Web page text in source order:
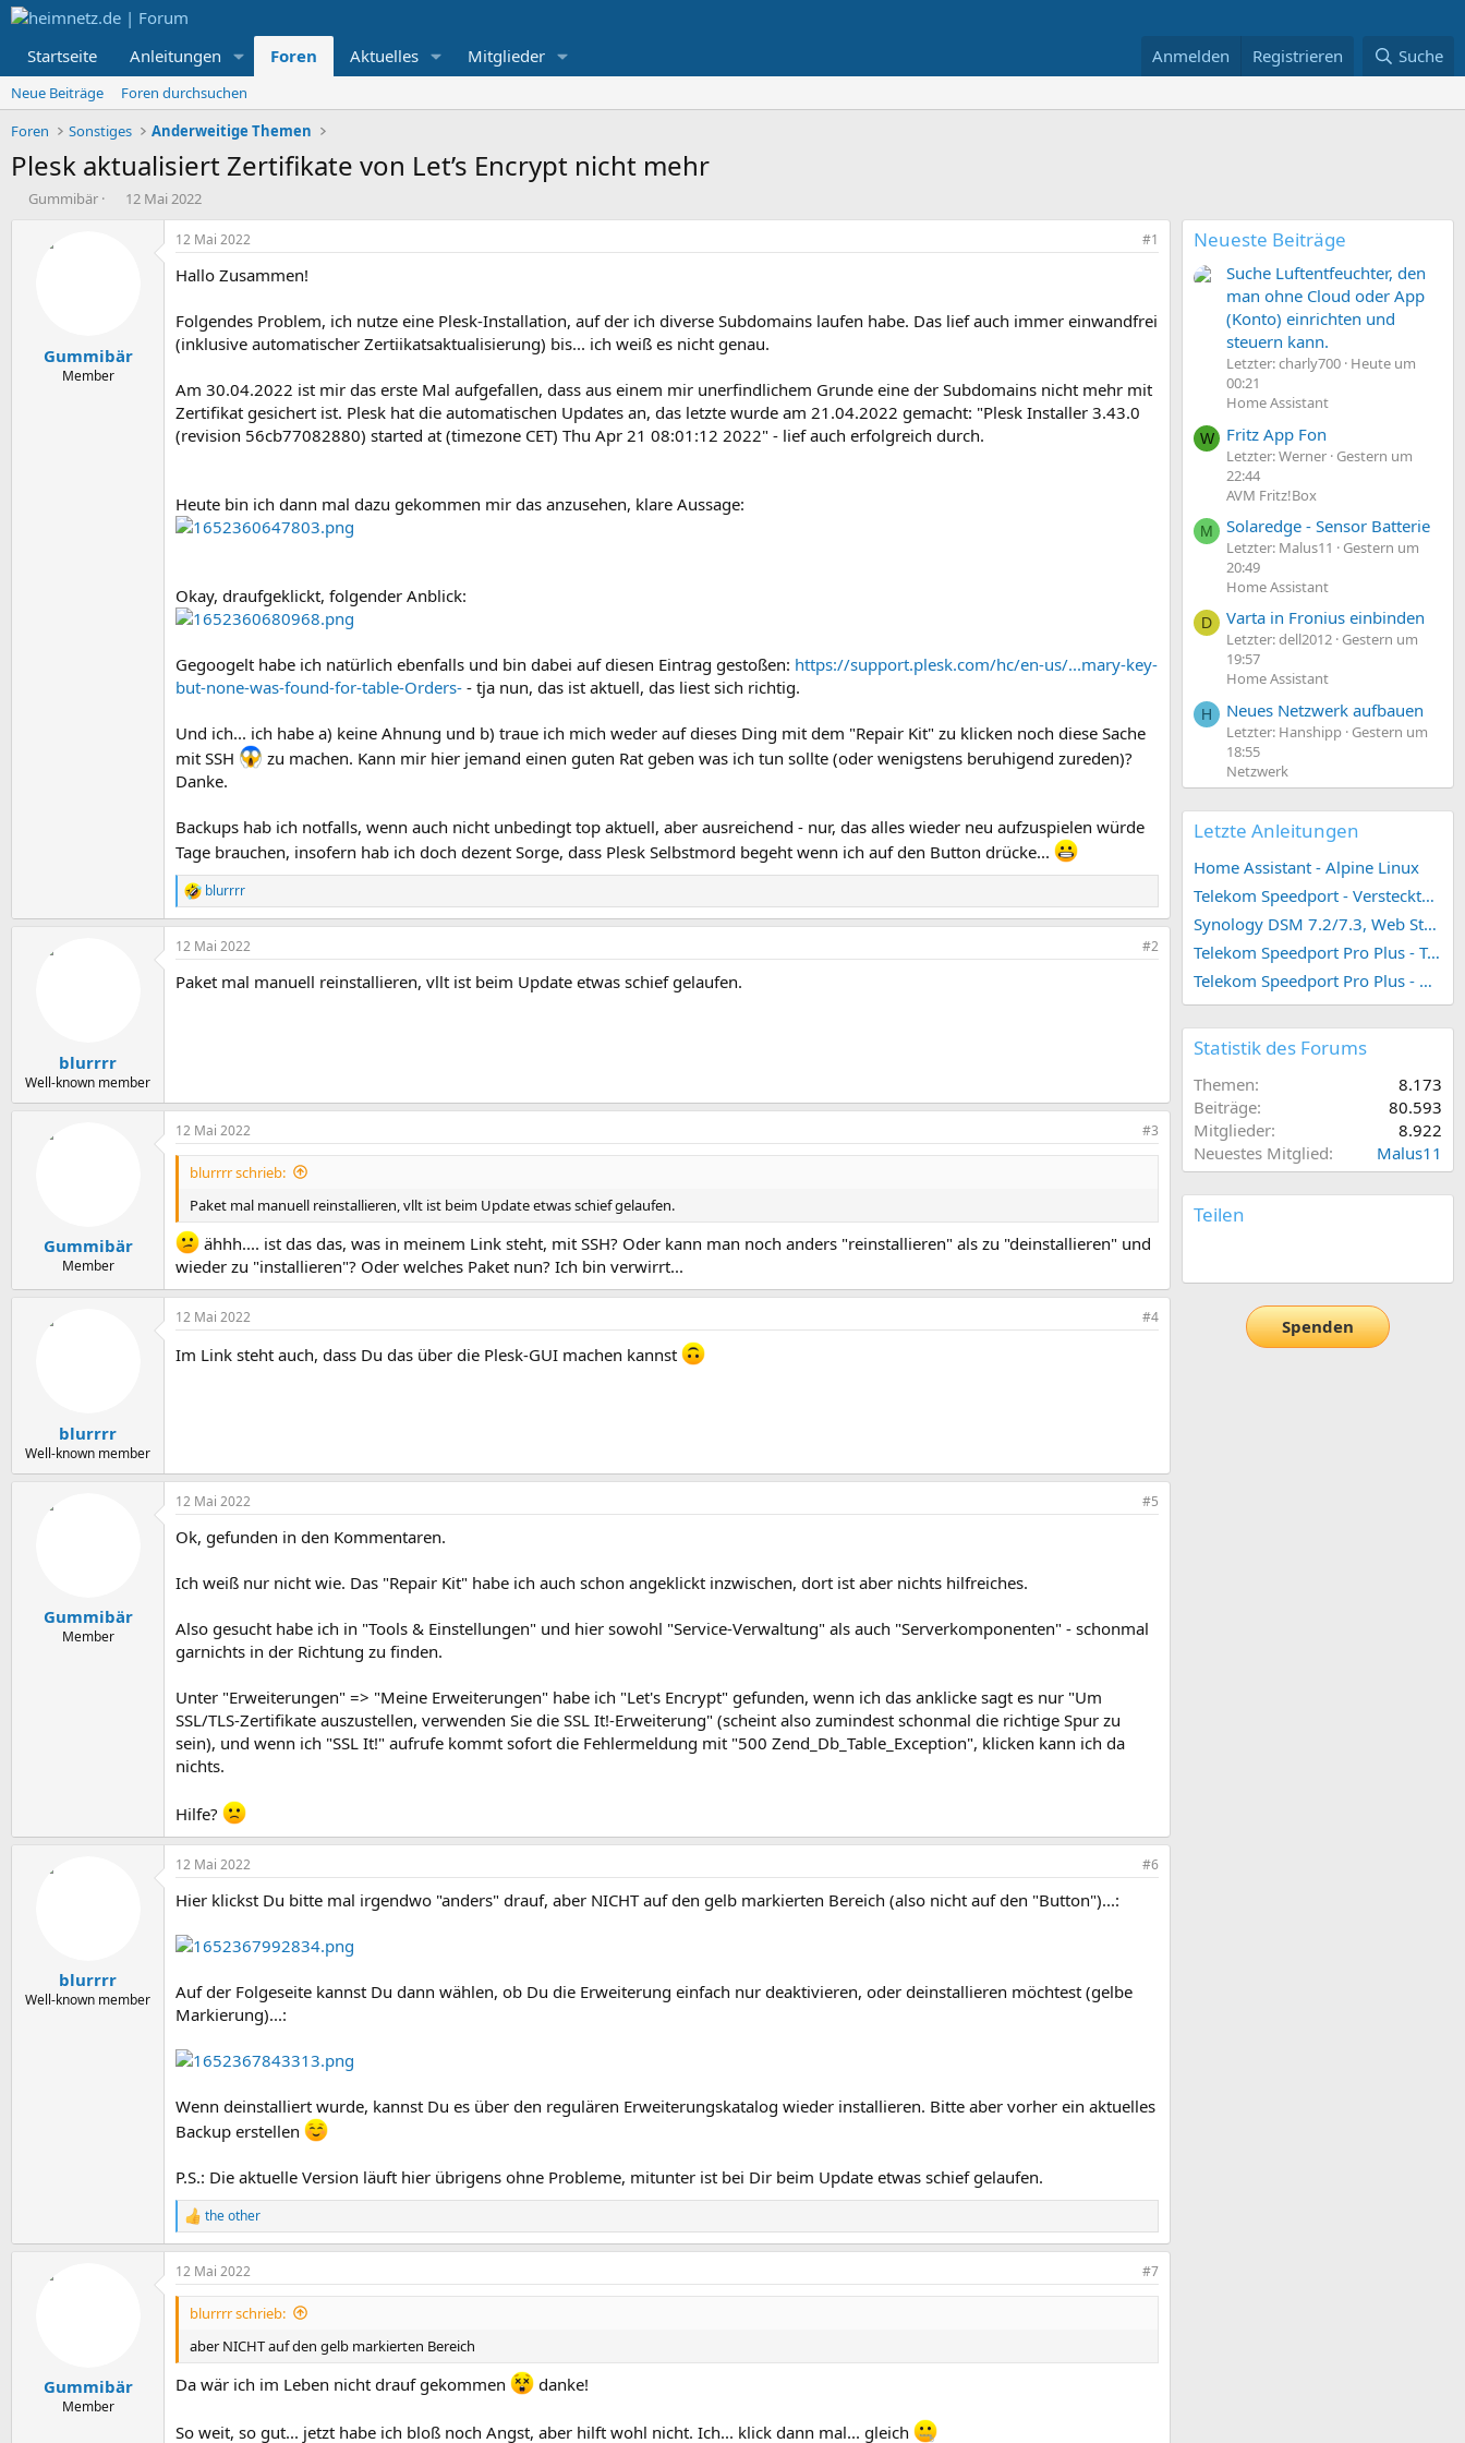
Startseite Anleitungen Foren Aktuelles Mitglieder Anmelden Registrieren Suche
Neue Beiträge
Foren durchsuchen
Foren
Sonstiges Anderweitige Themen
Plesk aktualisiert Zertifikate von Let’s Encrypt nicht mehr
E
Gummibär
E
a
12 Mai 2022
Gummibär
Member
12 Mai 2022 #1
Hallo Zusammen!
Folgendes Problem, ich nutze eine Plesk-Installation, auf der ich diverse Subdomains laufen habe. Das lief auch immer einwandfrei
(inklusive automatischer Zertiikatsaktualisierung) bis... ich weiß es nicht genau.
Am 30.04.2022 ist mir das erste Mal aufgefallen, dass aus einem mir unerfindlichem Grunde eine der Subdomains nicht mehr mit
Zertifikat gesichert ist. Plesk hat die automatischen Updates an, das letzte wurde am 21.04.2022 gemacht: "Plesk Installer 3.43.0
(revision 56cb77082880) started at (timezone CET) Thu Apr 21 08:01:12 2022" - lief auch erfolgreich durch.
Heute bin ich dann mal dazu gekommen mir das anzusehen, klare Aussage:
Okay, draufgeklickt, folgender Anblick:
Gegoogelt habe ich natürlich ebenfalls und bin dabei auf diesen Eintrag gestoßen: https://support.plesk.com/hc/en-us/...mary-key-
but-none-was-found-for-table-Orders- - tja nun, das ist aktuell, das liest sich richtig.
Und ich... ich habe a) keine Ahnung und b) traue ich mich weder auf dieses Ding mit dem "Repair Kit" zu klicken noch diese Sache
mit SSH
zu machen. Kann mir hier jemand einen guten Rat geben was ich tun sollte (oder wenigstens beruhigend zureden)?
Danke.
Backups hab ich notfalls, wenn auch nicht unbedingt top aktuell, aber ausreichend - nur, das alles wieder neu aufzuspielen würde
Tage brauchen, insofern hab ich doch dezent Sorge, dass Plesk Selbstmord begeht wenn ich auf den Button drücke...
R
e
a
k
i
blurrrr
blurrrr
Well-known member
12 Mai 2022 #2
Paket mal manuell reinstallieren, vllt ist beim Update etwas schief gelaufen.
Gummibär
Member
12 Mai 2022 #3
blurrrr schrieb:
Paket mal manuell reinstallieren, vllt ist beim Update etwas schief gelaufen.
ähhh.... ist das das, was in meinem Link steht, mit SSH? Oder kann man noch anders "reinstallieren" als zu "deinstallieren" und
wieder zu "installieren"? Oder welches Paket nun? Ich bin verwirrt...
blurrrr
Well-known member
12 Mai 2022 #4
Im Link steht auch, dass Du das über die Plesk-GUI machen kannst
Gummibär
Member
12 Mai 2022 #5
Ok, gefunden in den Kommentaren.
Ich weiß nur nicht wie. Das "Repair Kit" habe ich auch schon angeklickt inzwischen, dort ist aber nichts hilfreiches.
Also gesucht habe ich in "Tools & Einstellungen" und hier sowohl "Service-Verwaltung" als auch "Serverkomponenten" - schonmal
garnichts in der Richtung zu finden.
Unter "Erweiterungen" => "Meine Erweiterungen" habe ich "Let's Encrypt" gefunden, wenn ich das anklicke sagt es nur "Um
SSL/TLS-Zertifikate auszustellen, verwenden Sie die SSL It!-Erweiterung" (scheint also zumindest schonmal die richtige Spur zu
sein), und wenn ich "SSL It!" aufrufe kommt sofort die Fehlermeldung mit "500 Zend_Db_Table_Exception", klicken kann ich da
nichts.
Hilfe?
blurrrr
Well-known member
12 Mai 2022 #6
Hier klickst Du bitte mal irgendwo "anders" drauf, aber NICHT auf den gelb markierten Bereich (also nicht auf den "Button")...:
Auf der Folgeseite kannst Du dann wählen, ob Du die Erweiterung einfach nur deaktivieren, oder deinstallieren möchtest (gelbe
Markierung)...:
Wenn deinstalliert wurde, kannst Du es über den regulären Erweiterungskatalog wieder installieren. Bitte aber vorher ein aktuelles
Backup erstellen
P.S.: Die aktuelle Version läuft hier übrigens ohne Probleme, mitunter ist bei Dir beim Update etwas schief gelaufen.
R
e
a
k
t
n
e
n
:
the other
Gummibär
Member
12 Mai 2022 #7
blurrrr schrieb:
aber NICHT auf den gelb markierten Bereich
Da wär ich im Leben nicht drauf gekommen danke!
So weit, so gut... jetzt habe ich bloß noch Angst, aber hilft wohl nicht. Ich... klick dann mal... gleich
Neueste Beiträge
Suche Luftentfeuchter, den
man ohne Cloud oder App
(Konto) einrichten und
steuern kann.
Letzter: charly700 Heute um
00:21
Home Assistant
W Fritz App Fon
Letzter: Werner Gestern um
22:44
AVM Fritz!Box
M Solaredge - Sensor Batterie
Letzter: Malus11
Gestern um
20:49
Home Assistant
D Varta in Fronius einbinden
Letzter: dell2012 Gestern um
19:57
Home Assistant
H Neues Netzwerk aufbauen
Letzter: Hanshipp Gestern um
18:55
Netzwerk
Letzte Anleitungen
Home Assistant - Alpine Linux
Telekom Speedport - Versteckte Konfigurationen
Synology DSM 7.2/7.3, Web Station 4, Webdienst und Webportal erstellen (ehemals vHost)
Telekom Speedport Pro Plus - Telefonie einrichten
Telekom Speedport Pro Plus - Netzwerk einrichten
Statistik des Forums
Themen
8.173
Beiträge
80.593
Mitglieder
8.922
Neuestes Mitglied
Malus11
Teilen
Spenden